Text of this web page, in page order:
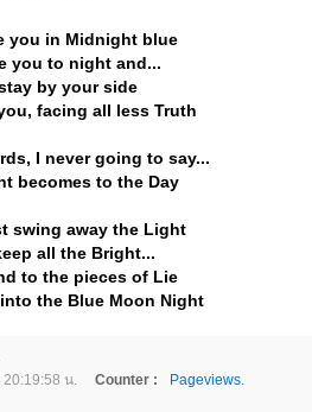
you in Midnight blue
you to night and...
by your side
facing all less Truth
I never going to say...
becomes to the Day
swing away the Light
all the Bright...
to the pieces of Lie
the Blue Moon Night
น. Counter :
Pageviews.